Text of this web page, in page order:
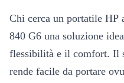
Chi cerca un portatile
840 G6 una soluzione
flessibilità e il comfort. Il
rende facile da portare